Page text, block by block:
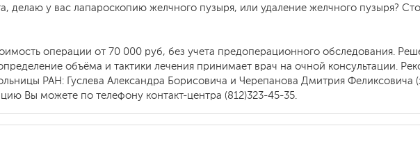
делаю у вас лапароскопию желчного пузыря, или удаление желчного пузыря?
операции от 70 000 руб, без учета предоперационного обследования.
объёма и тактики лечения принимает врач на очной консультации.
РАН: Гуслева Александра Борисовича и Черепанова Дмитрия Феликсовича
Вы можете по телефону контакт-центра (812)323-45-35.